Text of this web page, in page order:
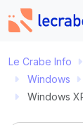
Le Crabe Info
Windows
Windows